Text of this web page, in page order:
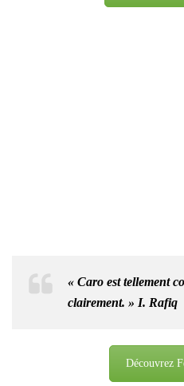
« Caro est tellement
clairement. » I. Rafiq
Découvrez